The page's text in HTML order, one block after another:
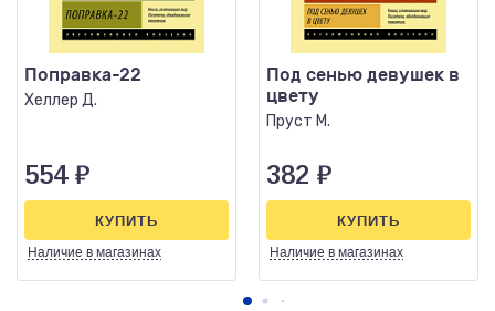
Поправка-22
Хеллер Д.
554 ₽
Наличие в магазинах
КУПИТЬ
Под сенью девушек в
цвету
Пруст М.
382 ₽
Наличие в магазинах
КУПИТЬ